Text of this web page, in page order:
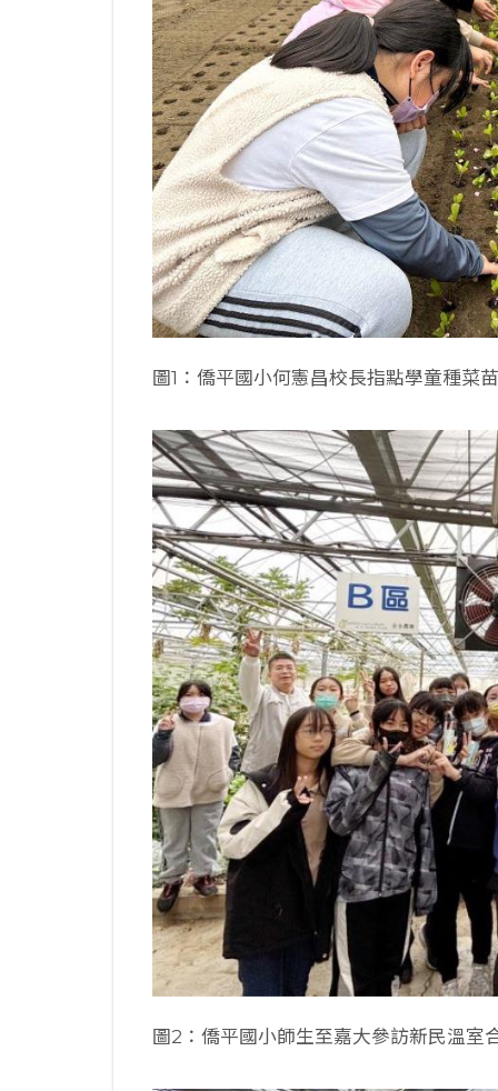
圖1：僑平國小何憲昌校長指點學童種菜
圖2：僑平國小師生至嘉大參訪新民溫室